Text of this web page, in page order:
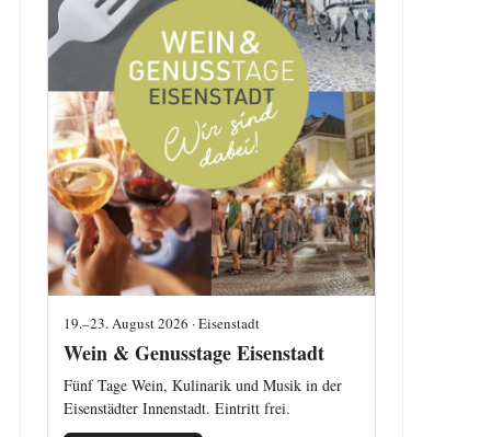
19.–23. August 2026 · Eisenstadt
Wein & Genusstage Eisenstadt
Fünf Tage Wein, Kulinarik und Musik in der
Eisenstädter Innenstadt. Eintritt frei.